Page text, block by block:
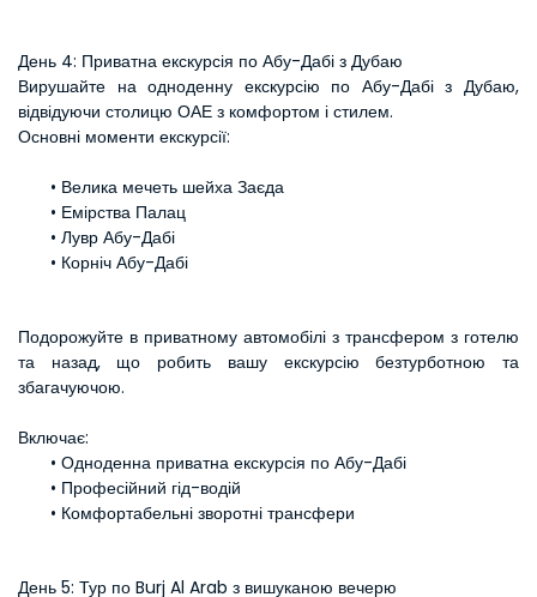
День 4: Приватна екскурсія по Абу-Дабі з Дубаю
Вирушайте на одноденну екскурсію по Абу-Дабі з Дубаю,
відвідуючи столицю ОАЕ з комфортом і стилем.
Основні моменти екскурсії:
Велика мечеть шейха Заєда
Емірства Палац
Лувр Абу-Дабі
Корніч Абу-Дабі
Подорожуйте в приватному автомобілі з трансфером з готелю
та назад, що робить вашу екскурсію безтурботною та
збагачуючою.
Включає:
Одноденна приватна екскурсія по Абу-Дабі
Професійний гід-водій
Комфортабельні зворотні трансфери
День 5: Тур по Burj Al Arab з вишуканою вечерю